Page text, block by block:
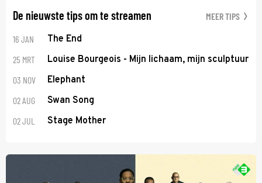
De nieuwste tips om te streamen MEER TIPS
16 JAN The End
25 MRT Louise Bourgeois - Mijn lichaam, mijn sculptuur
03 NOV Elephant
02 AUG Swan Song
02 JUL Stage Mother